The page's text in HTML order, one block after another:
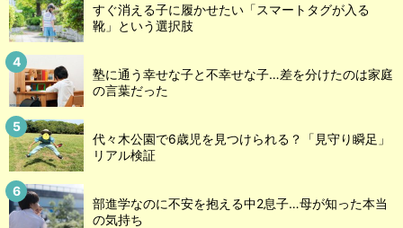
すぐ消える子に履かせたい「スマートタグが入る
靴」という選択肢
塾に通う幸せな子と不幸せな子…差を分けたのは家庭
の言葉だった
代々木公園で6歳児を見つけられる？「見守り瞬足」
リアル検証
部進学なのに不安を抱える中2息子…母が知った本当
の気持ち